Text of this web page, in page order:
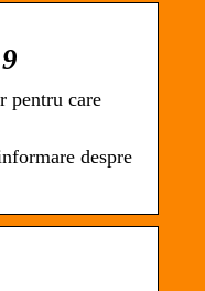
pentru care
despre